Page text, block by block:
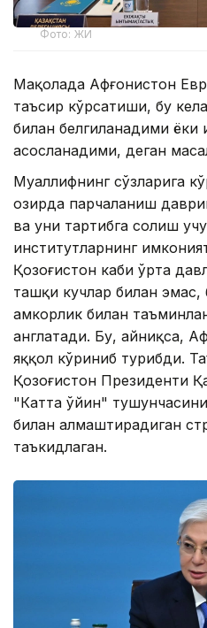
Фото: ЖИ
Мақолада Афғонистон
таъсир кўрсатиши, бу
билан белгиланадими ёки
асосланадими, деган
Муаллифнинг сўзларига
ҳозирда парчаланиш
ва уни тартибга солиш
институтларнинг
Қозоғистон каби ўрта
ташқи кучлар билан
ҳамкорлик билан
англатади. Бу, айниқса,
яққол кўриниб турибди.
Қозоғистон Президенти
"Катта ўйин"
билан алмаштирадиган
таъкидлаган.